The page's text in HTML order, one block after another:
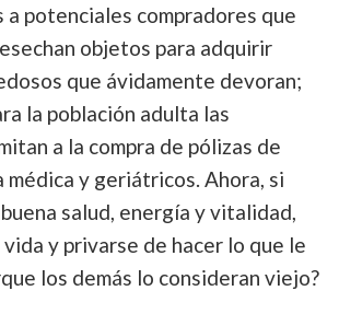
potenciales compradores que
objetos para adquirir
que ávidamente devoran;
la población adulta las
a la compra de pólizas de
y geriátricos. Ahora, si
salud, energía y vitalidad,
vida y privarse de hacer lo que le
los demás lo consideran viejo?